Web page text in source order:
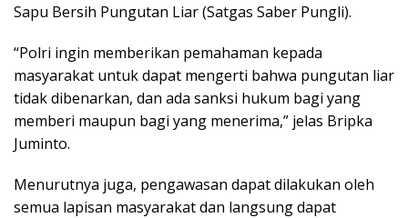
Sapu Bersih Pungutan Liar (Satgas Saber Pungli).
“Polri ingin memberikan pemahaman kepada
masyarakat untuk dapat mengerti bahwa pungutan liar
tidak dibenarkan, dan ada sanksi hukum bagi yang
memberi maupun bagi yang menerima,” jelas Bripka
Juminto.
Menurutnya juga, pengawasan dapat dilakukan oleh
semua lapisan masyarakat dan langsung dapat